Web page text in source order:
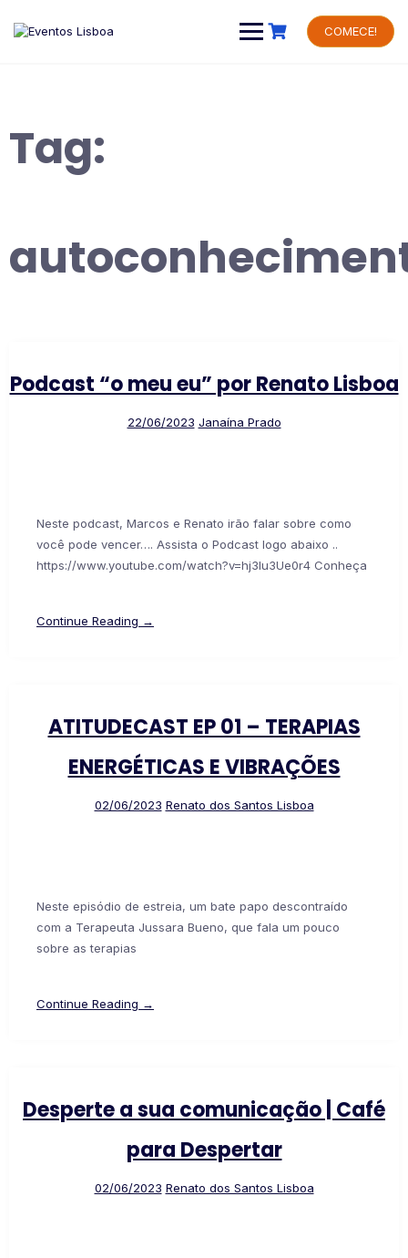
content
COMECE!
Tag:
Podcast “o meu eu” por Renato Lisboa
22/06/2023 Janaína Prado
Neste podcast, Marcos e Renato irão falar sobre como
você pode vencer…. Assista o Podcast logo abaixo ..
https://www.youtube.com/watch?v=hj3lu3Ue0r4 Conheça
Continue Reading →
ATITUDECAST EP 01 – TERAPIAS
ENERGÉTICAS E VIBRAÇÕES
02/06/2023 Renato dos Santos Lisboa
Neste episódio de estreia, um bate papo descontraído
com a Terapeuta Jussara Bueno, que fala um pouco
sobre as terapias
Continue Reading →
Desperte a sua comunicação | Café
para Despertar
02/06/2023 Renato dos Santos Lisboa